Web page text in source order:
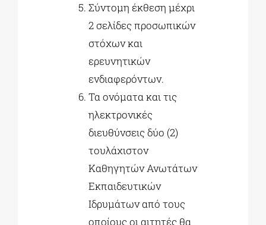
Σύντομη έκθεση μέχρι
2 σελίδες προσωπικών
στόχων και
ερευνητικών
ενδιαφερόντων.
Τα ονόματα και τις
ηλεκτρονικές
διευθύνσεις δύο (2)
τουλάχιστον
Καθηγητών Ανωτάτων
Εκπαιδευτικών
Ιδρυμάτων από τους
οποίους οι αιτητές θα